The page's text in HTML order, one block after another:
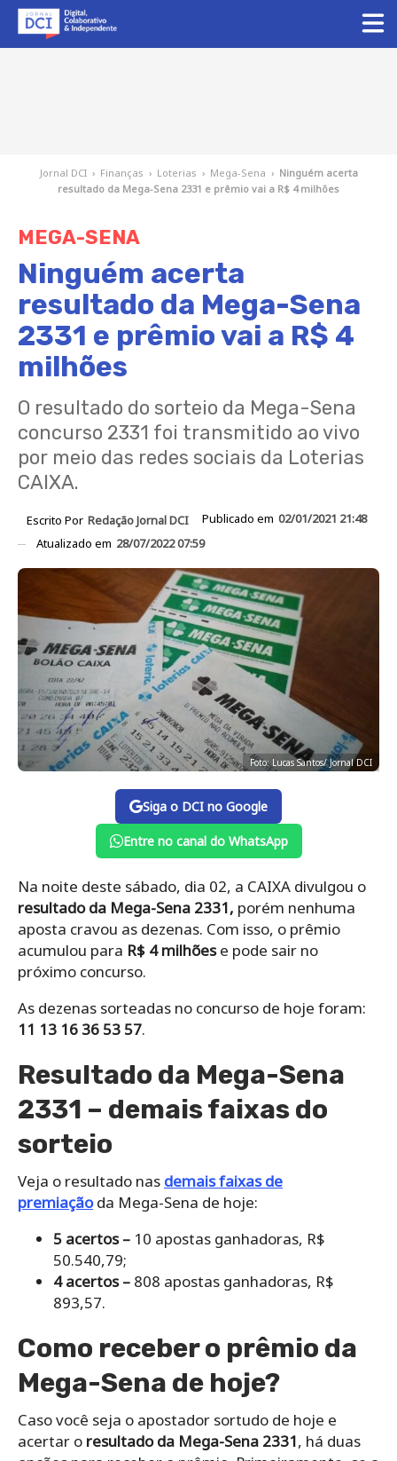
Jornal DCI › Finanças › Loterias › Mega-Sena › Ninguém acerta
resultado da Mega-Sena 2331 e prêmio vai a R$ 4 milhões
MEGA-SENA
Ninguém acerta
resultado da Mega-Sena
2331 e prêmio vai a R$ 4
milhões
O resultado do sorteio da Mega-Sena
concurso 2331 foi transmitido ao vivo
por meio das redes sociais da Loterias
CAIXA.
Escrito Por Redação Jornal DCI Publicado em 02/01/2021 21:48
Atualizado em 28/07/2022 07:59
Foto: Lucas Santos/ Jornal DCI
Siga o DCI no Google
Entre no canal do WhatsApp
Na noite deste sábado, dia 02, a CAIXA divulgou o
resultado da Mega-Sena 2331, porém nenhuma
aposta cravou as dezenas. Com isso, o prêmio
acumulou para R$ 4 milhõese pode sair no
próximo concurso.
As dezenas sorteadas no concurso de hoje foram:
11 13 16 36 53 57.
Resultado da Mega-Sena
2331 – demais faixas do
sorteio
Veja o resultado nas demais faixas de
premiaçãoda Mega-Sena de hoje:
5 acertos – 10 apostas ganhadoras, R$
50.540,79;
4 acertos – 808 apostas ganhadoras, R$
893,57.
Como receber o prêmio da
Mega-Sena de hoje?
Caso você seja o apostador sortudo de hoje e
acertar o resultado da Mega-Sena 2331, há duas